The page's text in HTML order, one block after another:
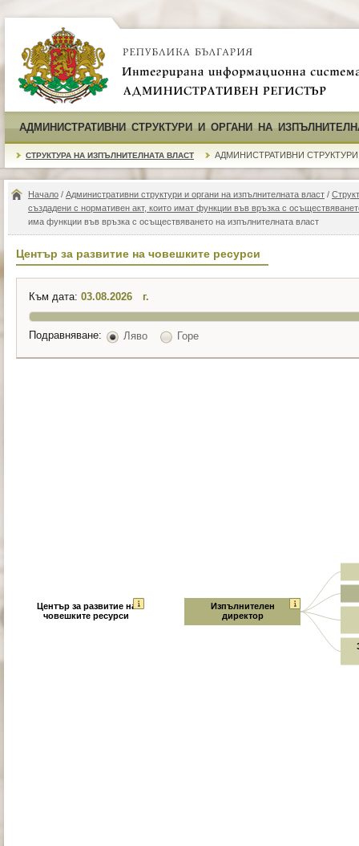
АДМИНИСТРАТИВНИ СТРУКТУРИ И ОРГАНИ НА
СТРУКТУРА НА ИЗПЪЛНИТЕЛНАТА ВЛАСТ АДМИНИСТРАТИВНИ СТРУКТУРИ
Начало / Административни структури и органи на изпълнителната власт /
създадени с нормативен акт, които имат функции във връзка с
има функции във връзка с осъществяването на изпълнителната власт
Център за развитие на човешките ресурси
Към дата: г.
Подравняване: Ляво Горе
Център за развитие на
човешките ресурси
Изпълнителен
директор